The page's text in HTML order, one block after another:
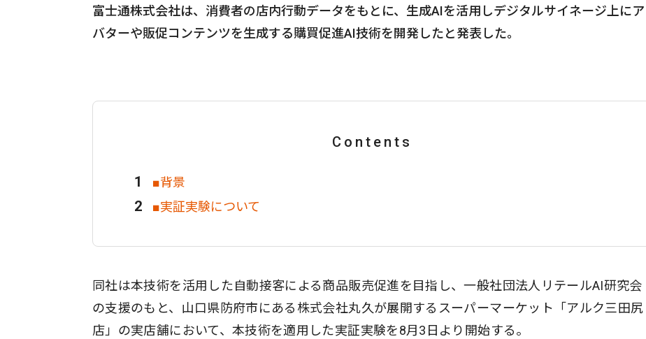
富士通株式会社は、消費者の店内行動データをもとに、生成AIを活用しデジタルサイネージ上にア
バターや販促コンテンツを生成する購買促進AI技術を開発したと発表した。
Contents
■背景
■実証実験について
同社は本技術を活用した自動接客による商品販売促進を目指し、一般社団法人リテールAI研究会
の支援のもと、山口県防府市にある株式会社丸久が展開するスーパーマーケット「アルク三田尻
店」の実店舗において、本技術を適用した実証実験を8月3日より開始する。